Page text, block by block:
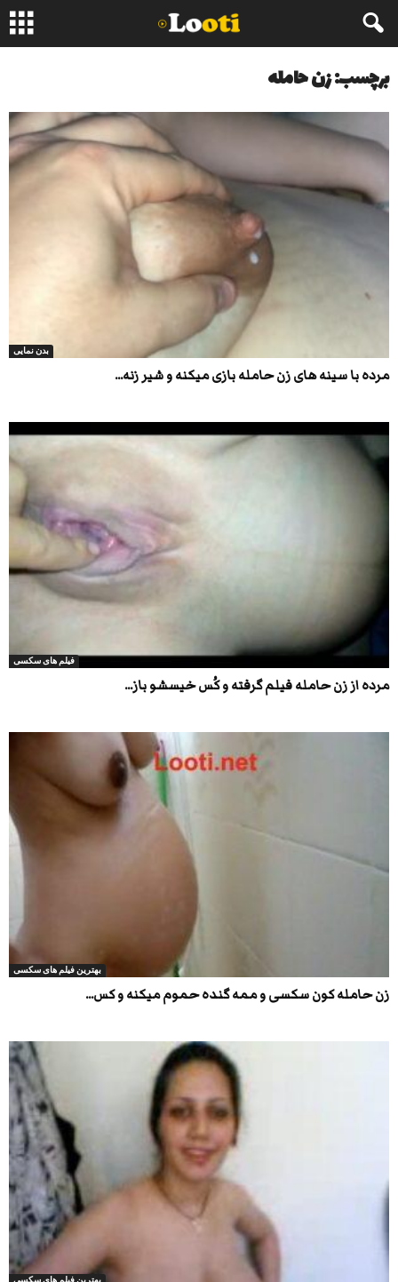
برچسب: زن حامله
بدن نمایی
مرده با سینه های زن حامله بازی میکنه و شیر زنه...
فیلم های سکسی
مرده از زن حامله فیلم گرفته و کُس خیسشو باز...
بهترین فیلم های سکسی
زن حامله کون سکسی و ممه گنده حموم میکنه و کس...
بهترین فیلم های سکسی